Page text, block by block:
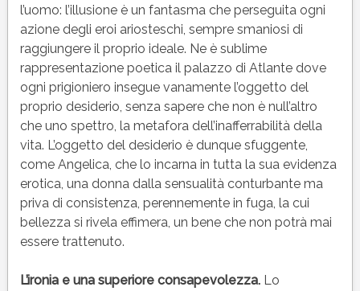
l’uomo: l’illusione è un fantasma che perseguita ogni
azione degli eroi ariosteschi, sempre smaniosi di
raggiungere il proprio ideale. Ne è sublime
rappresentazione poetica il palazzo di Atlante dove
ogni prigioniero insegue vanamente l’oggetto del
proprio desiderio, senza sapere che non è null’altro
che uno spettro, la metafora dell’inafferrabilità della
vita. L’oggetto del desiderio è dunque sfuggente,
come Angelica, che lo incarna in tutta la sua evidenza
erotica, una donna dalla sensualità conturbante ma
priva di consistenza, perennemente in fuga, la cui
bellezza si rivela effimera, un bene che non potrà mai
essere trattenuto.
L’ironia e una superiore consapevolezza.Lo